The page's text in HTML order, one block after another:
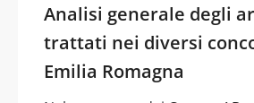
Analisi generale degli
trattati nei diversi
Emilia Romagna